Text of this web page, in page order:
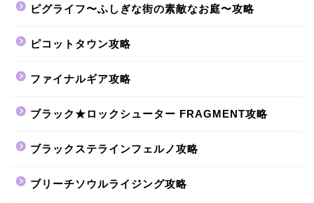
ピグライフ〜ふしぎな街の素敵なお庭〜攻略
ピコットタウン攻略
ファイナルギア攻略
ブラック★ロックシューター FRAGMENT攻略
ブラックステラインフェルノ攻略
ブリーチソウルライジング攻略